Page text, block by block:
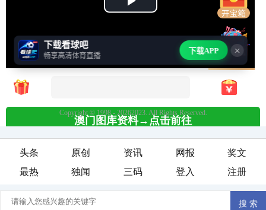
头条 原创 资讯 网报
奖文
最热
独闻 三码 登入 注册